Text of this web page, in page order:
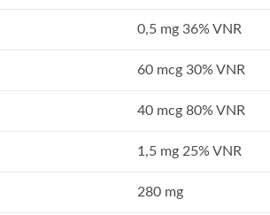
0,5 mg 36% VNR
60 mcg 30% VNR
40 mcg 80% VNR
1,5 mg 25% VNR
280 mg